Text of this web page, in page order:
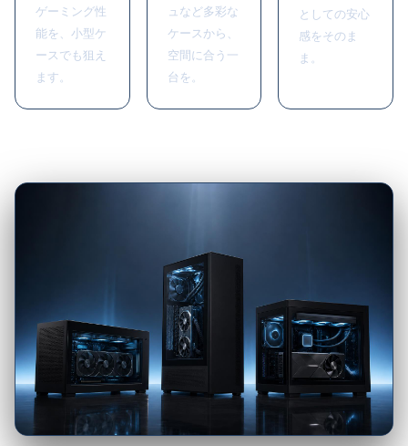
ゲーミング性
能を、小型ケ
ースでも狙え
ます。
ュなど多彩な
ケースから、
空間に合う一
台を。
としての安心
感をそのま
ま。